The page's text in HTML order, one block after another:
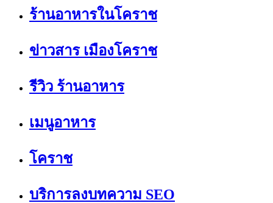
ร้านอาหารในโคราช
ข่าวสาร เมืองโคราช
รีวิว ร้านอาหาร
เมนูอาหาร
โคราช
บริการลงบทความ SEO